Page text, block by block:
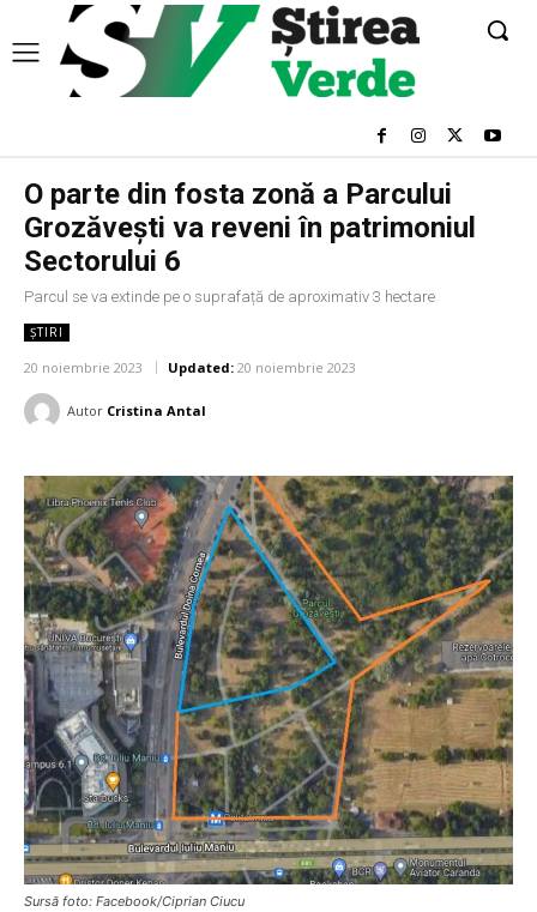
O parte din fosta zonă a Parcului
Grozăveşti va reveni în patrimoniul
Sectorului 6
Parcul se va extinde pe o suprafață de aproximativ 3 hectare
ȘTIRI
20 noiembrie 2023 Updated: 20 noiembrie 2023
Autor Cristina Antal
Sursă foto: Facebook/Ciprian Ciucu